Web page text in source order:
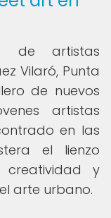
de artistas
Vilaró, Punta
de nuevos
artistas
en las
el lienzo
y
arte urbano.